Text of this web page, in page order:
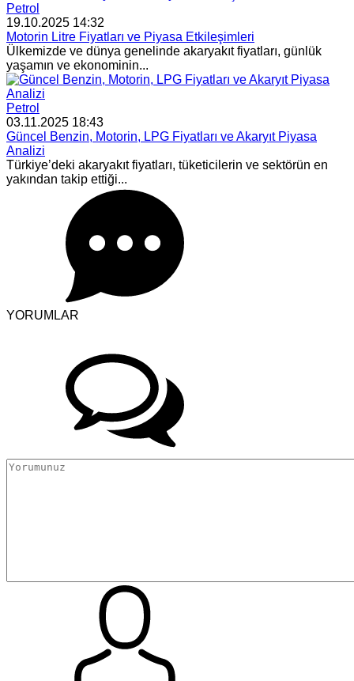
Petrol
19.10.2025 14:32
Motorin Litre Fiyatları ve Piyasa Etkileşimleri
Ülkemizde ve dünya genelinde akaryakıt fiyatları, günlük
yaşamın ve ekonominin...
Petrol
03.11.2025 18:43
Güncel Benzin, Motorin, LPG Fiyatları ve Akaryıt Piyasa
Analizi
Türkiye’deki akaryakıt fiyatları, tüketicilerin ve sektörün en
yakından takip ettiği...
YORUMLAR